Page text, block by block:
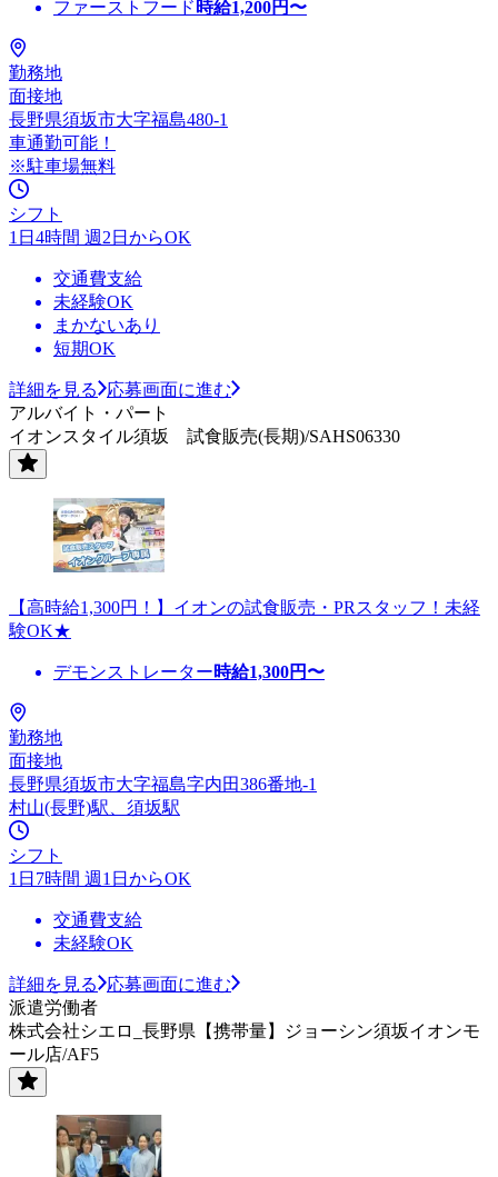
ファーストフード 時給1,200円〜
勤務地
面接地
長野県須坂市大字福島480-1
車通勤可能！
※駐車場無料
シフト
1日4時間 週2日からOK
交通費支給
未経験OK
まかないあり
短期OK
詳細を見る
応募画面に進む
アルバイト・パート
イオンスタイル須坂 試食販売(長期)/SAHS06330
【高時給1,300円！】イオンの試食販売・PRスタッフ！未経
験OK★
デモンストレーター時給1,300円〜
勤務地
面接地
長野県須坂市大字福島字内田386番地-1
村山(長野)駅、須坂駅
シフト
1日7時間 週1日からOK
交通費支給
未経験OK
詳細を見る
応募画面に進む
派遣労働者
株式会社シエロ_長野県【携帯量】ジョーシン須坂イオンモ
ール店/AF5